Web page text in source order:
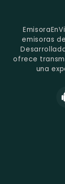
emisoras
ofrece
una